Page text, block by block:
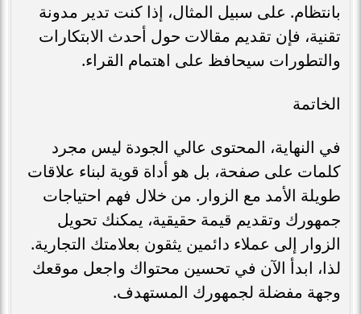
بانتظام. على سبيل المثال، إذا كنت تدير مدونة
تقنية، فإن تقديم مقالات حول أحدث الابتكارات
والتطورات سيحافظ على اهتمام القراء.
الخاتمة
في النهاية، المحتوى عالي الجودة ليس مجرد
كلمات على صفحة، بل هو أداة قوية لبناء علاقات
طويلة الأمد مع الزوار. من خلال فهم احتياجات
جمهورك وتقديم قيمة حقيقية، يمكنك تحويل
الزوار إلى عملاء دائمين يثقون بعلامتك التجارية.
لذا، ابدأ الآن في تحسين محتواك واجعل موقعك
وجهة مفضلة لجمهورك المستهدف.